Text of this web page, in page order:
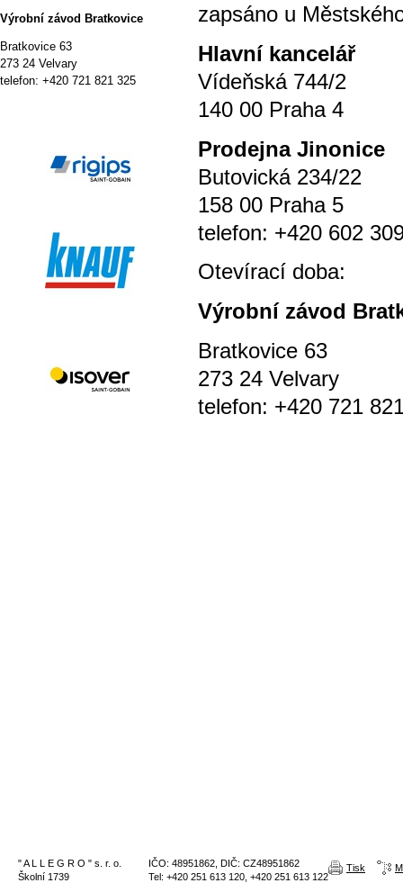
zapsáno u
Hlavní kancelář
Vídeňská 744/2
140 00 Praha 4
Prodejna Jinonice
Butovická 234/22
158 00 Praha 5
telefon: +420 602
Otevírací
Výrobní závod
Bratkovice 63
273 24 Velvary
telefon: +420 721
Výrobní závod Bratkovice
Bratkovice 63
273 24 Velvary
telefon: +420 721 821 325
" A L L E G R O " s. r. o.
Školní 1739
IČO: 48951862, DIČ: CZ48951862
Tel: +420 251 613 120, +420 251 613 122
Tisk